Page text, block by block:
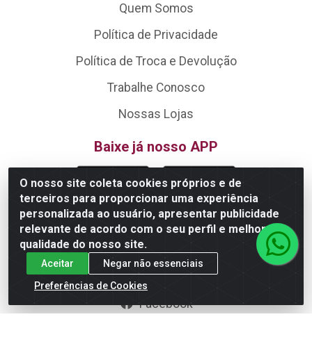
O nosso site coleta cookies próprios e de
terceiros para proporcionar uma experiência
personalizada ao usuário, apresentar publicidade
relevante de acordo com o seu perfil e melhorar a
qualidade do nosso site.
Aceitar
Negar não essenciais
Preferências de Cookies
Quem Somos
Política de Privacidade
Política de Troca e Devolução
Trabalhe Conosco
Nossas Lojas
Baixe já nosso APP
Fale Conosco
(62) 99614-6319
atendimento@grupobig.com.br
Instagram
Facebook